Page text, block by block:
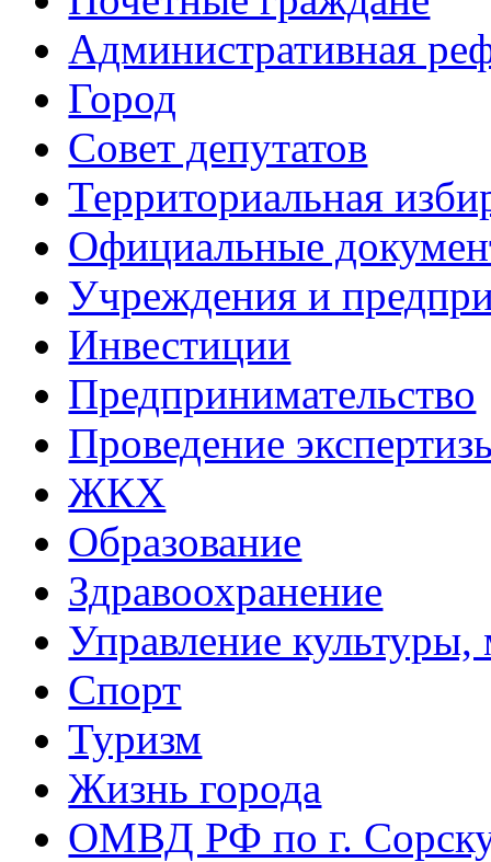
Административная
Город
Совет депутатов
Территориальная
Официальные
Учреждения и
Инвестиции
Предпринимательство
Проведение
ЖКХ
Образование
Здравоохранение
Управление
Спорт
Туризм
Жизнь города
ОМВД РФ по г.